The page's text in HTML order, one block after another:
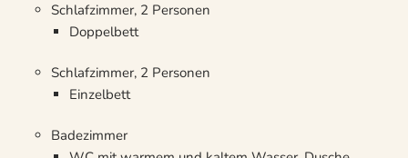
Schlafzimmer, 2 Personen
Doppelbett
Schlafzimmer, 2 Personen
Einzelbett
Badezimmer